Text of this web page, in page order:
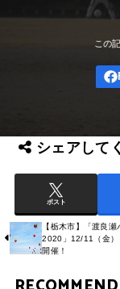
シェアして
ポスト
【栃木市】「渡良
2020」12/11（金）
開催！